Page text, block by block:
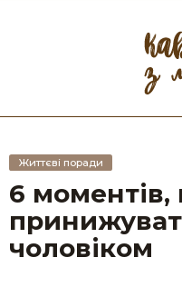
Життєві поради
6
чоловіком